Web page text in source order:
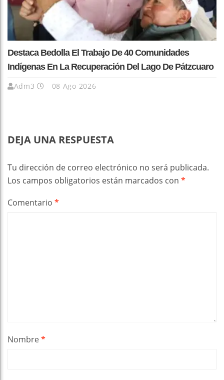
Destaca Bedolla El Trabajo De 40 Comunidades
Indígenas En La Recuperación Del Lago De Pátzcuaro
Adm3 08 Ago 2026
DEJA UNA RESPUESTA
Tu dirección de correo electrónico no será publicada.
Los campos obligatorios están marcados con *
Comentario *
Nombre*